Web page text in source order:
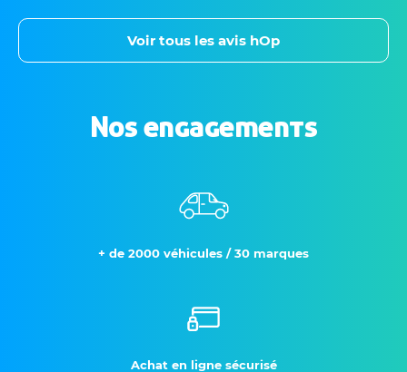
Voir tous les avis hOp
Nos engagements
+ de 2000 véhicules / 30 marques
Achat en ligne sécurisé